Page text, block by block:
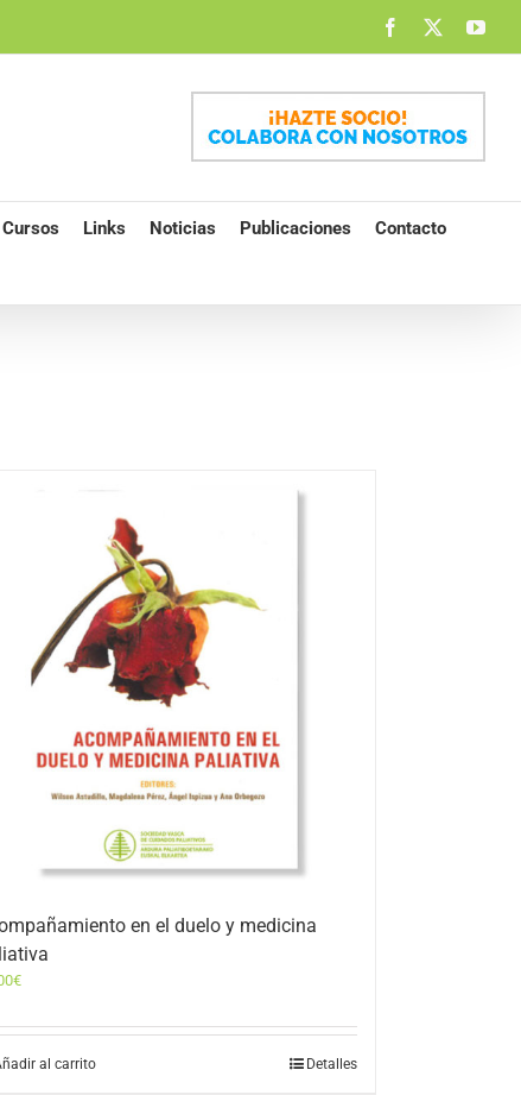
Facebook
Cursos Links Noticias Publicaciones Contacto
en el duelo y medicina
€
al carrito Detalles